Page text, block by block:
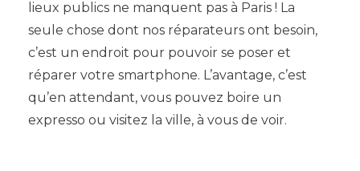
lieux publics ne manquent pas à Paris ! La
seule chose dont nos réparateurs ont besoin,
c’est un endroit pour pouvoir se poser et
réparer votre smartphone. L’avantage, c’est
qu’en attendant, vous pouvez boire un
expresso ou visitez la ville, à vous de voir.